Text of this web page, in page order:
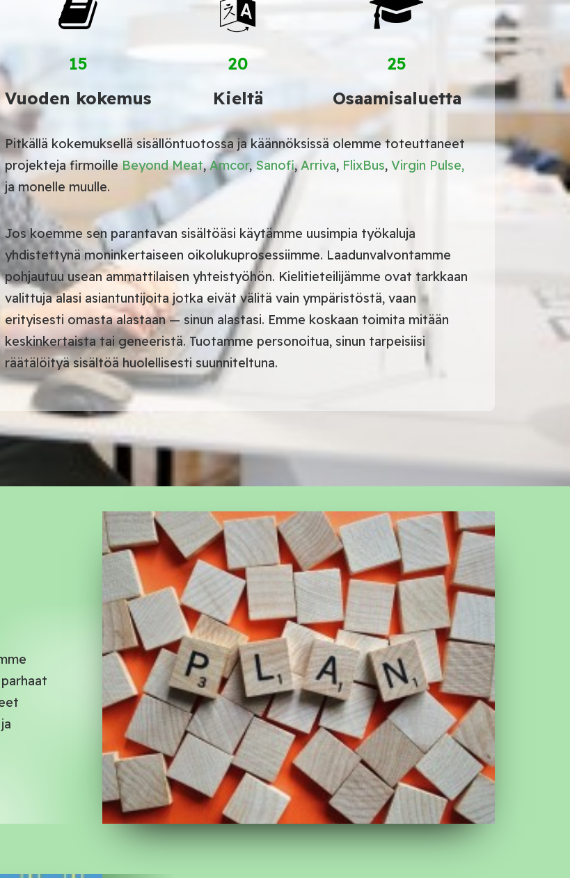
15
Vuoden kokemus
20
Kieltä
25
Osaamisaluetta
Pitkällä kokemuksellä sisällöntuotossa ja käännöksissä olemme toteuttaneet
projekteja firmoilleBeyond Meat,Amcor, Sanofi,Arriva, FlixBus, Virgin Pulse,
ja monelle muulle.
Jos koemme sen parantavan sisältöäsi käytämme uusimpia työkaluja
yhdistettynä moninkertaiseen oikolukuprosessiimme. Laadunvalvontamme
pohjautuu usean ammattilaisen yhteistyöhön. Kielitieteilijämme ovat tarkkaan
valittuja alasi asiantuntijoita jotka eivät välitä vain ympäristöstä, vaan
erityisesti omasta alastaan — sinun alastasi. Emme koskaan toimita mitään
keskinkertaista tai geneeristä. Tuotamme personoitua, sinun tarpeisiisi
räätälöityä sisältöä huolellisesti suunniteltuna.